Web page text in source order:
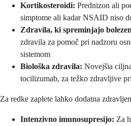
Kortikosteroidi: Prednizon ali
simptome ali kadar NSAID niso
Zdravila, ki spreminjajo
zdravila za pomoč pri nadzoru
sistemom
Biološka zdravila: Novejšia
tocilizumab, za težko zdravljive
Za redke zaplete lahko dodatna
Intenzivno imunosupresijo: Za